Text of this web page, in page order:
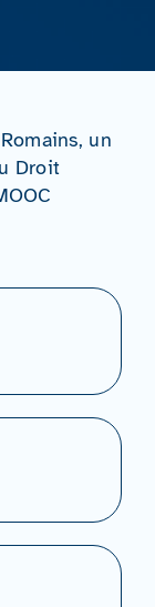
un
Droit